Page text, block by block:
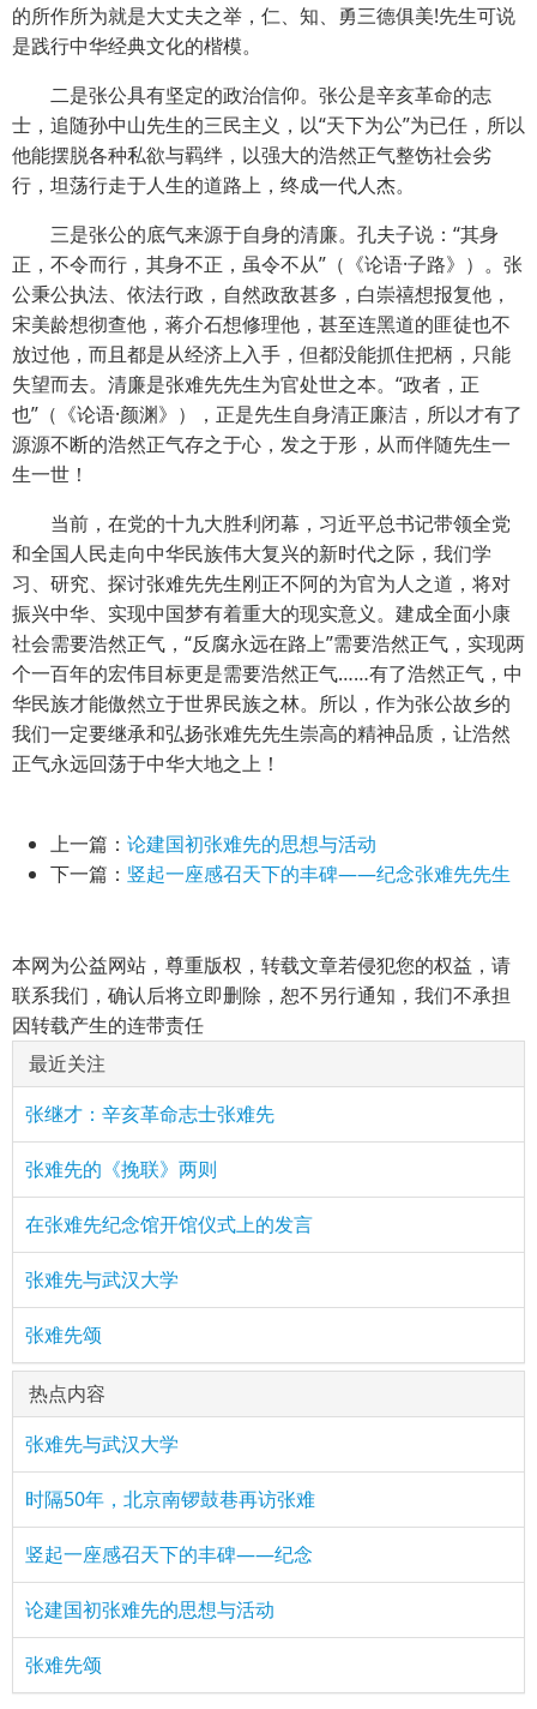
的所作所为就是大丈夫之举，仁、知、勇三德俱美!先生可说
是践行中华经典文化的楷模。
二是张公具有坚定的政治信仰。张公是辛亥革命的志
士，追随孙中山先生的三民主义，以“天下为公”为已任，所以
他能摆脱各种私欲与羁绊，以强大的浩然正气整饬社会劣
行，坦荡行走于人生的道路上，终成一代人杰。
三是张公的底气来源于自身的清廉。孔夫子说：“其身
正，不令而行，其身不正，虽令不从”（《论语·子路》）。张
公秉公执法、依法行政，自然政敌甚多，白崇禧想报复他，
宋美龄想彻查他，蒋介石想修理他，甚至连黑道的匪徒也不
放过他，而且都是从经济上入手，但都没能抓住把柄，只能
失望而去。清廉是张难先先生为官处世之本。“政者，正
也”（《论语·颜渊》），正是先生自身清正廉洁，所以才有了
源源不断的浩然正气存之于心，发之于形，从而伴随先生一
生一世！
当前，在党的十九大胜利闭幕，习近平总书记带领全党
和全国人民走向中华民族伟大复兴的新时代之际，我们学
习、研究、探讨张难先先生刚正不阿的为官为人之道，将对
振兴中华、实现中国梦有着重大的现实意义。建成全面小康
社会需要浩然正气，“反腐永远在路上”需要浩然正气，实现两
个一百年的宏伟目标更是需要浩然正气……有了浩然正气，中
华民族才能傲然立于世界民族之林。所以，作为张公故乡的
我们一定要继承和弘扬张难先先生崇高的精神品质，让浩然
正气永远回荡于中华大地之上！
上一篇： 论建国初张难先的思想与活动
下一篇： 竖起一座感召天下的丰碑——纪念张难先先生
本网为公益网站，尊重版权，转载文章若侵犯您的权益，请
联系我们，确认后将立即删除，恕不另行通知，我们不承担
因转载产生的连带责任
最近关注
张继才：辛亥革命志士张难先
张难先的《挽联》两则
在张难先纪念馆开馆仪式上的发言
张难先与武汉大学
张难先颂
热点内容
张难先与武汉大学
时隔50年，北京南锣鼓巷再访张难
竖起一座感召天下的丰碑——纪念
论建国初张难先的思想与活动
张难先颂